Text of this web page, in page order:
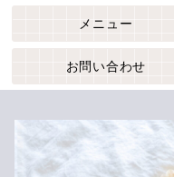
メニュー
お問い合わせ